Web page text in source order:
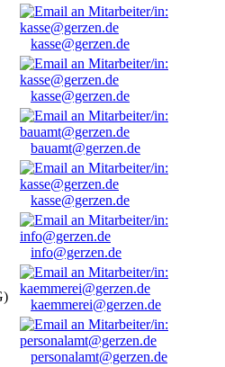
kasse@gerzen.de
kasse@gerzen.de
bauamt@gerzen.de
kasse@gerzen.de
info@gerzen.de
kaemmerei@gerzen.de
personalamt@gerzen.de